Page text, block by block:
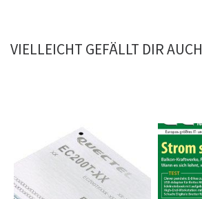
VIELLEICHT GEFÄLLT DIR AUCH